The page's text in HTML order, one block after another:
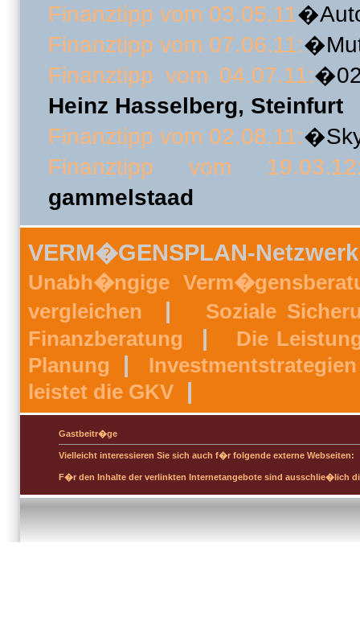
Finanztipp vom 03.05.11
Finanztipp vom 07.06.11:
Finanztipp vom 04.07.11:
Heinz Hasselberg, Steinfurt
Finanztipp vom 02.08.11:
Finanztipp vom
gammelstaad
VERM�GENSPLAN-
Unabh�ngige
vergleichen | Soziale
Finanzberatung | Die
Planung | Investmentstrategien
leistet die GKV |
Gastbeitr�ge
Vielleicht interessieren Sie sich auch f�r folgende externe Webseiten:
F�r den Inhalte der verlinkten Internetangebote sind ausschlie�lich